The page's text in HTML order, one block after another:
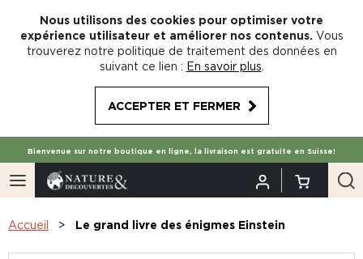
Nous utilisons des cookies pour optimiser votre
expérience utilisateur et améliorer nos contenus. Vous
trouverez notre politique de traitement des données en
suivant ce lien : En savoir plus
ACCEPTER ET FERMER
Bienvenue sur notre boutique en ligne, la livraison est gratuite en Suisse!
Accueil Le grand livre des énigmes Einstein